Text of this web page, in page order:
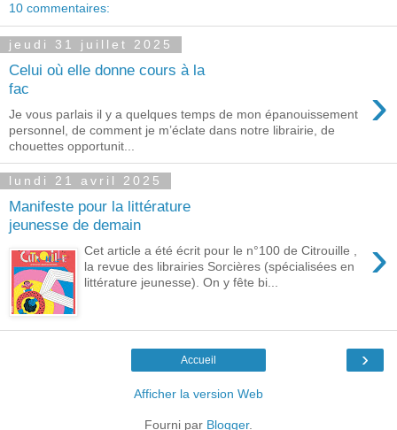
10 commentaires:
jeudi 31 juillet 2025
Celui où elle donne cours à la
fac
›
Je vous parlais il y a quelques temps de mon épanouissement
personnel, de comment je m’éclate dans notre librairie, de
chouettes opportunit...
lundi 21 avril 2025
Manifeste pour la littérature
jeunesse de demain
›
Cet article a été écrit pour le n°100 de Citrouille ,
la revue des librairies Sorcières (spécialisées en
littérature jeunesse). On y fête bi...
›
Accueil
Afficher la version Web
Fourni par Blogger.